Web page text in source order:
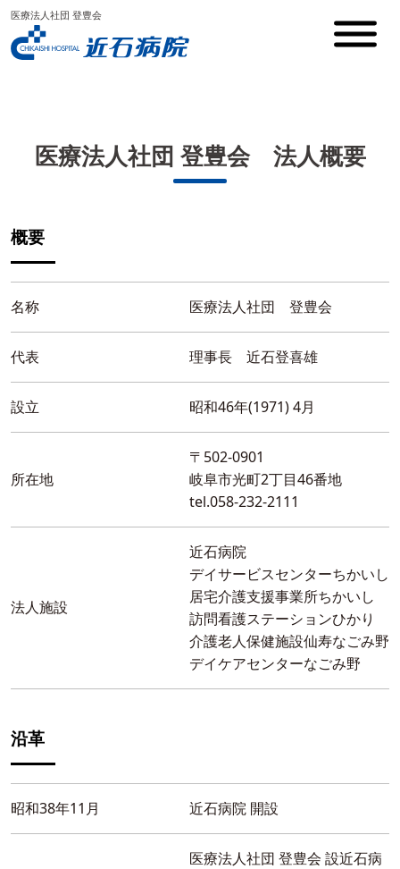
医療法人社団 登豊会
医療法人社団 登豊会 法人概要
概要
名称 医療法人社団 登豊会
代表 理事長 近石登喜雄
設立 昭和46年(1971) 4月
所在地
〒502-0901
岐阜市光町2丁目46番地
tel.058-232-2111
法人施設
近石病院
デイサービスセンターちかいし
居宅介護支援事業所ちかいし
訪問看護ステーションひかり
介護老人保健施設仙寿なごみ野
デイケアセンターなごみ野
沿革
昭和38年11月 近石病院 開設
医療法人社団 登豊会 設近石病